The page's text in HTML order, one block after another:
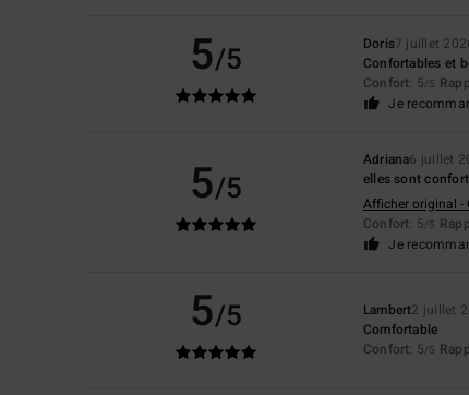
5/5 Doris7 juillet
Confortables et
Confort: 5/5
Je
5/5
Adriana6 juillet
elles sont
Afficher original -
Confort: 5/5
Je
5/5 Lambert2 juillet
Comfortable
Confort: 5/5